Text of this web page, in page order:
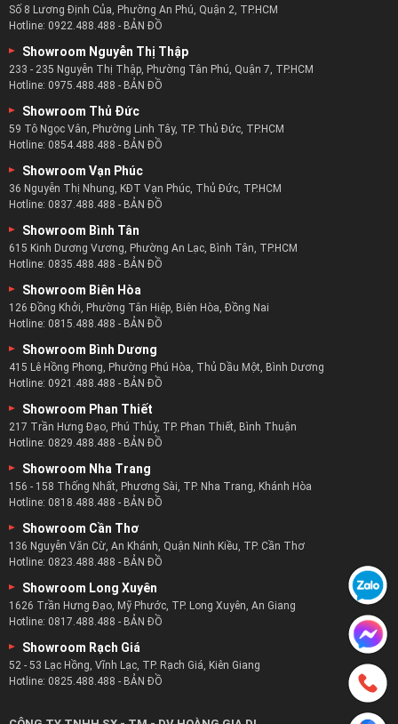
Số 8 Lương Định Của, Phường An Phú, Quận 2, TP.HCM
Hotline: 0922.488.488 - BẢN ĐỒ
Showroom Nguyễn Thị Thập
233 - 235 Nguyễn Thị Thập, Phường Tân Phú, Quận 7, TP.HCM
Hotline: 0975.488.488 - BẢN ĐỒ
Showroom Thủ Đức
59 Tô Ngọc Vân, Phường Linh Tây, TP. Thủ Đức, TP.HCM
Hotline: 0854.488.488 - BẢN ĐỒ
Showroom Vạn Phúc
36 Nguyễn Thị Nhung, KĐT Vạn Phúc, Thủ Đức, TP.HCM
Hotline: 0837.488.488 - BẢN ĐỒ
Showroom Bình Tân
615 Kinh Dương Vương, Phường An Lạc, Bình Tân, TP.HCM
Hotline: 0835.488.488 - BẢN ĐỒ
Showroom Biên Hòa
126 Đồng Khởi, Phường Tân Hiệp, Biên Hòa, Đồng Nai
Hotline: 0815.488.488 - BẢN ĐỒ
Showroom Bình Dương
415 Lê Hồng Phong, Phường Phú Hòa, Thủ Dầu Một, Bình Dương
Hotline: 0921.488.488 - BẢN ĐỒ
Showroom Phan Thiết
217 Trần Hưng Đạo, Phú Thủy, TP. Phan Thiết, Bình Thuận
Hotline: 0829.488.488 - BẢN ĐỒ
Showroom Nha Trang
156 - 158 Thống Nhất, Phương Sài, TP. Nha Trang, Khánh Hòa
Hotline: 0818.488.488 - BẢN ĐỒ
Showroom Cần Thơ
136 Nguyễn Văn Cừ, An Khánh, Quận Ninh Kiều, TP. Cần Thơ
Hotline: 0823.488.488 - BẢN ĐỒ
Showroom Long Xuyên
1626 Trần Hưng Đạo, Mỹ Phước, TP. Long Xuyên, An Giang
Hotline: 0817.488.488 - BẢN ĐỒ
Showroom Rạch Giá
52 - 53 Lạc Hồng, Vĩnh Lạc, TP. Rạch Giá, Kiên Giang
Hotline: 0825.488.488 - BẢN ĐỒ